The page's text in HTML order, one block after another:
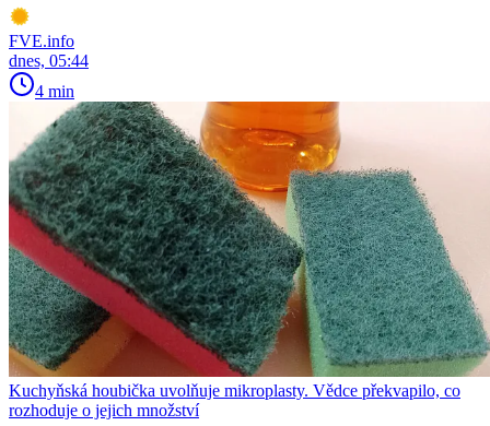
FVE.info
dnes, 05:44
4 min
Kuchyňská houbička uvolňuje mikroplasty. Vědce překvapilo, co
rozhoduje o jejich množství